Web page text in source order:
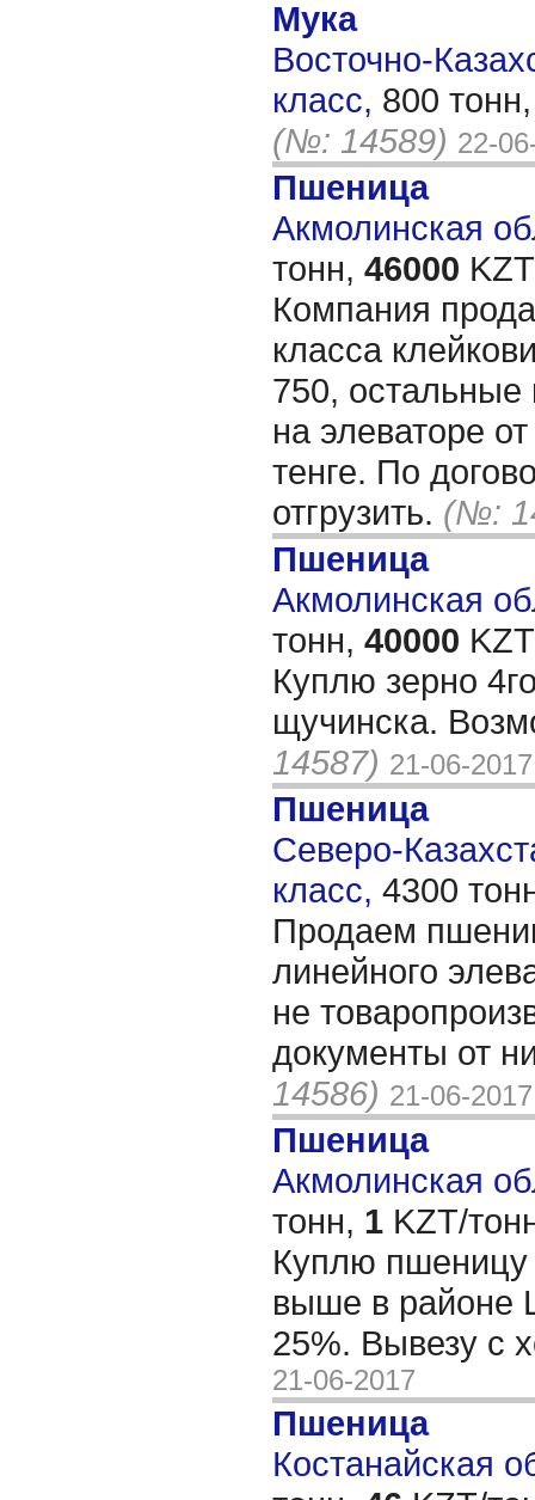
Мука
Восточно-
класс, 800
(№: 14589) 22-
Пшеница
Акмолинская
тонн, 46000
Компания
класса
750, остальные
на элеваторе
тенге. По
отгрузить. (№:
Пшеница
Акмолинская
тонн, 40000
Куплю зерно
щучинска.
14587) 21-06-2017
Пшеница
Северо-
класс, 4300
Продаем
линейного
не
документы от
14586) 21-06-2017
Пшеница
Акмолинская
тонн, 1 KZT/
Куплю пшеницу
выше в районе
25%. Вывезу с
21-06-2017
Пшеница
Костанайская